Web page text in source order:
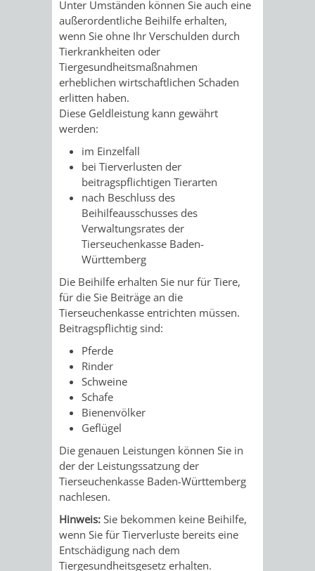
GENEHMIGUNGSVERFAHREN
TAG
DES
/
LIEGENSCHAFTEN
ANTRAGSVERFAHREN
VERMIETE
DOCH
AN
DEINE
STADT
WIEDERVERMIETUNGSPRÄMIE
BAURECHT
DENKMALSCHUTZ
UND
BAU)
Unter Umständen können Sie auch eine
außerordentliche Beihilfe erhalten,
wenn Sie ohne Ihr Verschulden durch
Tierkrankheiten oder
Tiergesundheitsmaßnahmen
erheblichen wirtschaftlichen Schaden
erlitten haben.
Diese Geldleistung kann gewährt
werden:
im Einzelfall
bei Tierverlusten der
beitragspflichtigen Tierarten
nach Beschluss des
Beihilfeausschusses des
Verwaltungsrates der
Tierseuchenkasse Baden-
Württemberg
Die Beihilfe erhalten Sie nur für Tiere,
für die Sie Beiträge an die
Tierseuchenkasse entrichten müssen.
Beitragspflichtig sind:
Pferde
Rinder
Schweine
Schafe
Bienenvölker
Geflügel
Die genauen Leistungen können Sie in
der der Leistungssatzung der
Tierseuchenkasse Baden-Württemberg
nachlesen.
Hinweis: Sie bekommen keine Beihilfe,
wenn Sie für Tierverluste bereits eine
Entschädigung nach dem
Tiergesundheitsgesetz erhalten.